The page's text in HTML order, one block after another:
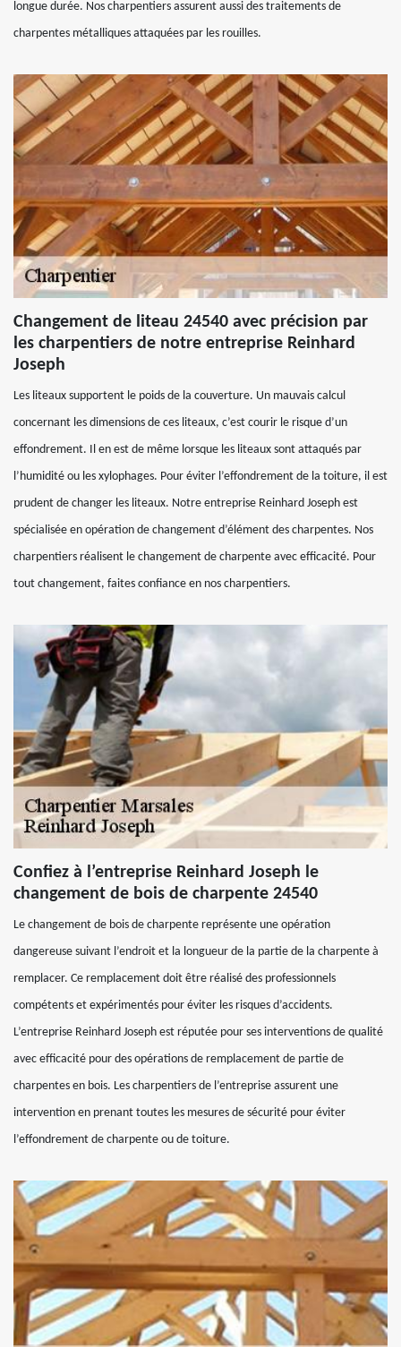
longue durée. Nos charpentiers assurent aussi des traitements de
charpentes métalliques attaquées par les rouilles.
Changement de liteau 24540 avec précision par
les charpentiers de notre entreprise Reinhard
Joseph
Les liteaux supportent le poids de la couverture. Un mauvais calcul
concernant les dimensions de ces liteaux, c’est courir le risque d’un
effondrement. Il en est de même lorsque les liteaux sont attaqués par
l’humidité ou les xylophages. Pour éviter l’effondrement de la toiture, il est
prudent de changer les liteaux. Notre entreprise Reinhard Joseph est
spécialisée en opération de changement d’élément des charpentes. Nos
charpentiers réalisent le changement de charpente avec efficacité. Pour
tout changement, faites confiance en nos charpentiers.
Confiez à l’entreprise Reinhard Joseph le
changement de bois de charpente 24540
Le changement de bois de charpente représente une opération
dangereuse suivant l’endroit et la longueur de la partie de la charpente à
remplacer. Ce remplacement doit être réalisé des professionnels
compétents et expérimentés pour éviter les risques d’accidents.
L’entreprise Reinhard Joseph est réputée pour ses interventions de qualité
avec efficacité pour des opérations de remplacement de partie de
charpentes en bois. Les charpentiers de l’entreprise assurent une
intervention en prenant toutes les mesures de sécurité pour éviter
l’effondrement de charpente ou de toiture.